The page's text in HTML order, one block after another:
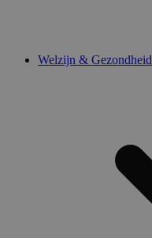
Welzijn & Gezondheid